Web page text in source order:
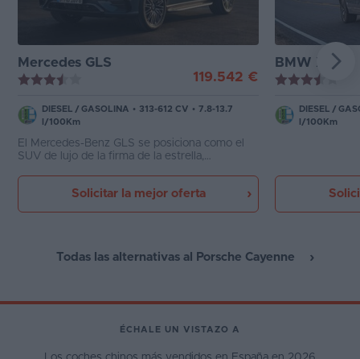
Mercedes GLS
119.542 €
DIESEL / GASOLINA • 313-612 CV • 7.8-13.7
l/100Km
El Mercedes-Benz GLS se posiciona como el
SUV de lujo de la firma de la estrella,
tecnología y exclusividad que también
podemos encontrar en su homólogo berlina, el
Clase S.
Solicitar la mejor oferta
BMW X7
DIESEL /
l/100Km
Todas las alternativas al Porsche Cayenne
ÉCHALE UN VISTAZO A